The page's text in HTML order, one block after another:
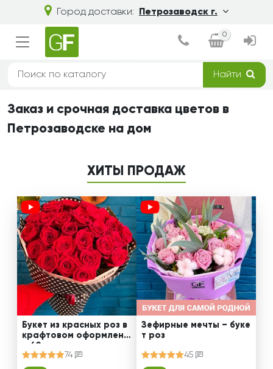
Город доставки: Петрозаводск г.
0
Найти
Заказ и срочная доставка цветов в
Петрозаводске на дом
ХИТЫ ПРОДАЖ
Букет из красных роз в
крафтовом оформлени
и 60 см
74
Зефирные мечты – буке
т роз
45